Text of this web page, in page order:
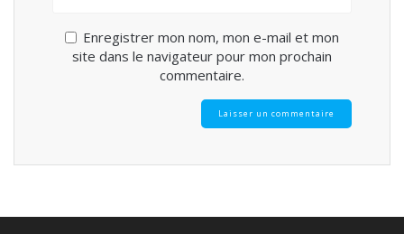
Enregistrer mon nom, mon e-mail et mon
site dans le navigateur pour mon prochain
commentaire.